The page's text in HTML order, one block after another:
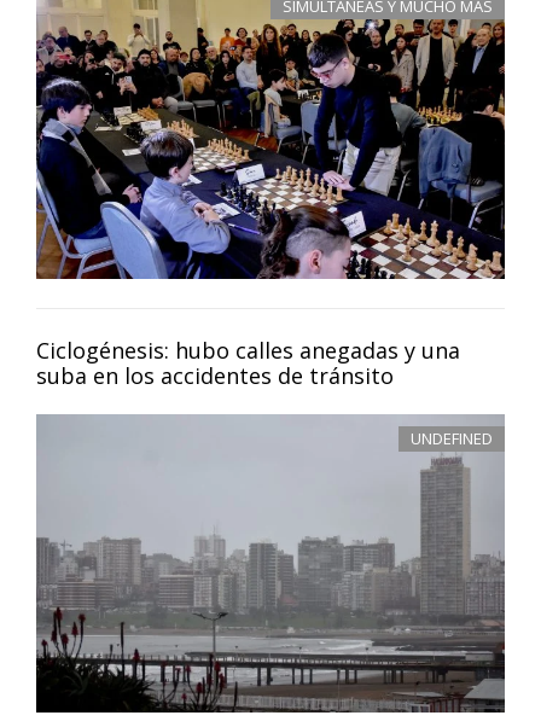
SIMULTÁNEAS Y MUCHO MÁS
Ciclogénesis: hubo calles anegadas y una
suba en los accidentes de tránsito
UNDEFINED